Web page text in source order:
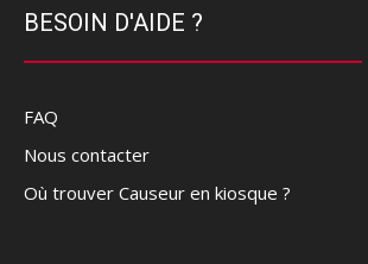
BESOIN D'AIDE ?
FAQ
Nous contacter
Où trouver Causeur en kiosque ?